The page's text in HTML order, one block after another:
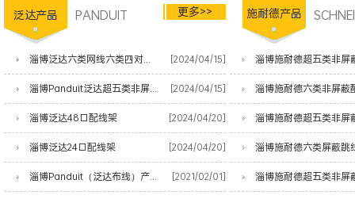
泛达产品 PANDUIT 更多>>
淄博泛达六类网线六类四对非屏蔽双绞线 [2024/04/15]
淄博Panduit泛达超五类非屏蔽网线 [2024/04/15]
淄博泛达48口配线架 [2024/04/20]
淄博泛达24口配线架 [2024/04/20]
淄博Panduit（泛达布线）产品清单 [2021/02/01]
施耐德产品
淄博施耐德超五类非屏
淄博施耐德六类非屏蔽
淄博施耐德超五类非屏
淄博施耐德六类屏蔽跳
淄博施耐德超五类非屏